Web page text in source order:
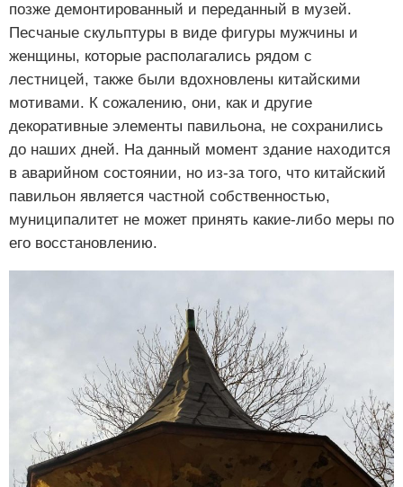
позже демонтированный и переданный в музей.
Песчаные скульптуры в виде фигуры мужчины и
женщины, которые располагались рядом с
лестницей, также были вдохновлены китайскими
мотивами. К сожалению, они, как и другие
декоративные элементы павильона, не сохранились
до наших дней. На данный момент здание находится
в аварийном состоянии, но из-за того, что китайский
павильон является частной собственностью,
муниципалитет не может принять какие-либо меры по
его восстановлению.